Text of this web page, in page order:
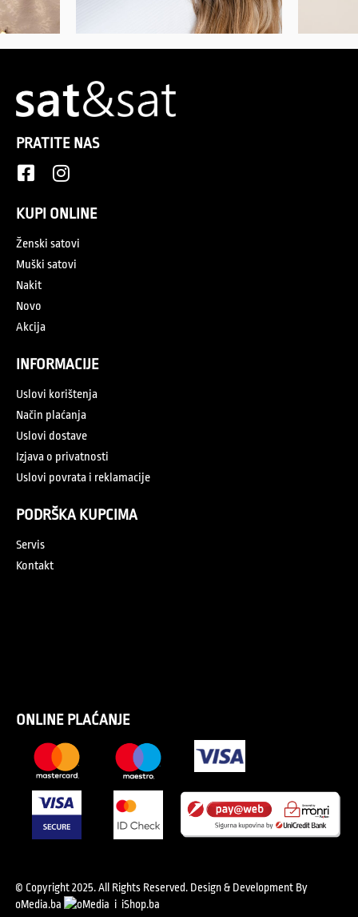
PRATITE NAS
KUPI ONLINE
Ženski satovi
Muški satovi
Nakit
Novo
Akcija
INFORMACIJE
Uslovi korištenja
Način plaćanja
Uslovi dostave
Izjava o privatnosti
Uslovi povrata i reklamacije
PODRŠKA KUPCIMA
Servis
Kontakt
ONLINE PLAĆANJE
© Copyright 2025. All Rights Reserved. Design & Development By
oMedia.ba
i iShop.ba